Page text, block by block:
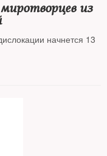
из
начнется 13